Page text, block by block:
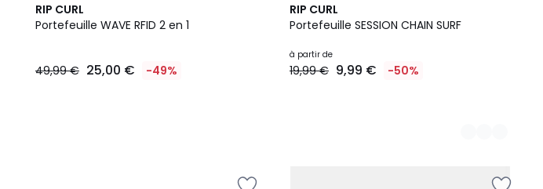
RIP CURL
Portefeuille WAVE RFID 2 en 1
49,99 € 25,00 € -49%
RIP CURL
Portefeuille SESSION CHAIN SURF
à partir de
19,99 € 9,99 € -50%
2
Couleurs